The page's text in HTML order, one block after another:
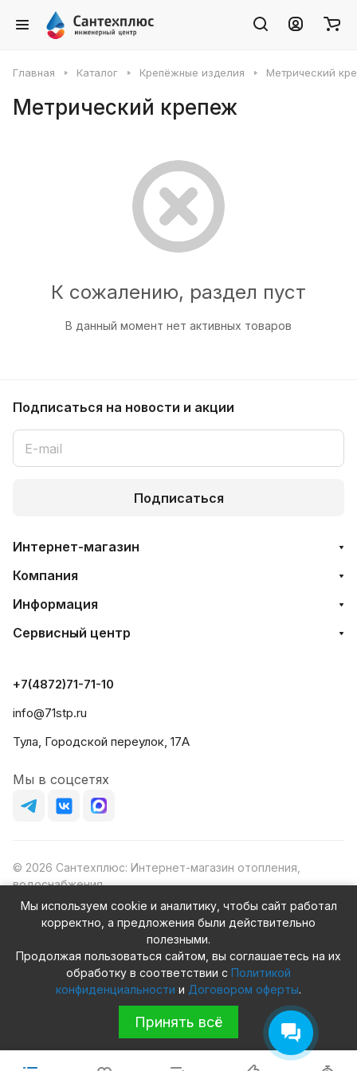
Главная Каталог Крепёжные изделия Метрический
Метрический крепеж
К сожалению, раздел пуст
В данный момент нет активных товаров
Подписаться на новости и акции
Подписаться
Интернет-магазин
Компания
Информация
Сервисный центр
+7(4872)71-71-10
info@71stp.ru
Тула, Городской переулок, 17А
Мы в соцсетях
© 2026 Сантехплюс: Интернет-магазин отопления,
водоснабжения
Юридический адрес: 390023, г. Рязань, проезд Яблочкова,
ИНН/КПП: 6230087631/623001001
ОГРН: 1156230000080
Мы используем cookie и аналитику, чтобы сайт работал
корректно, а предложения были действительно
полезными.
Продолжая пользоваться сайтом, вы соглашаетесь на их
обработку в соответствии с Политикой
конфиденциальности и Договором оферты.
Принять всё
Оферта